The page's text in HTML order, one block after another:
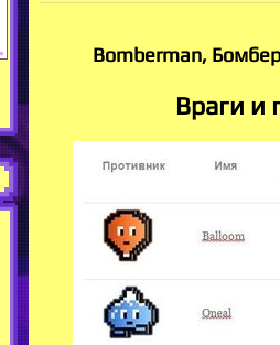
Bomberman,
Враги и